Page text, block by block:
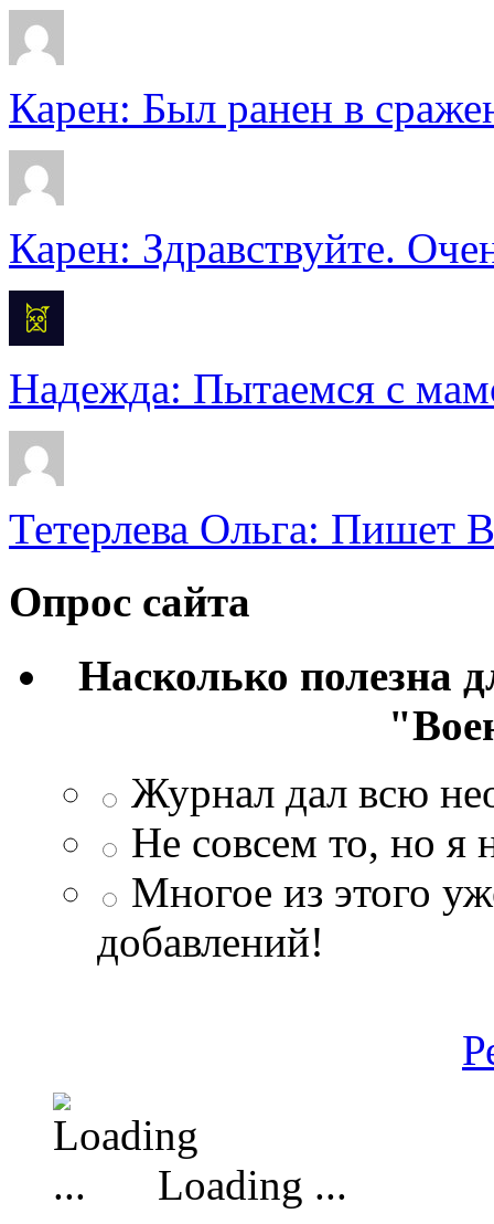
Карен: Был ранен в
Карен: Здравствуйте.
Надежда: Пытаемся с
Тетерлева Ольга: Пишет
Опрос сайта
Насколько полезна
Журнал дал всю
Не совсем то, но я
Многое из этого
добавлений!
Loading ...